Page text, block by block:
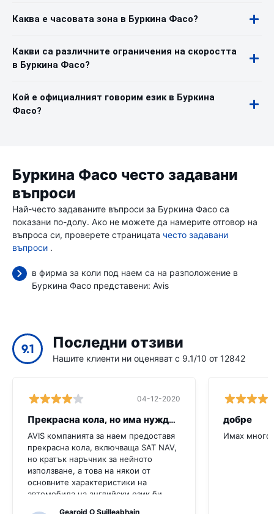
Каква е часовата зона в Буркина Фасо?
Какви са различните ограничения на скоростта
в Буркина Фасо?
Кой е официалният говорим език в Буркина
Фасо?
Буркина Фасо често задавани
въпроси
Най-често задаваните въпроси за Буркина Фасо са
показани по-долу. Ако не можете да намерите отговор на
въпроса си, проверете страницата често задавани
въпроси .
в фирма за коли под наем са на разположение в
Буркина Фасо представени: Avis
9.1 Последни отзиви
Нашите клиенти ни оценяват с 9.1/10 от 12842
04-12-2020
Прекрасна кола, но има нужда от повече
AVIS компанията за наем предоставя
прекрасна кола, включваща SAT NAV,
но кратък наръчник за нейното
използване, а това на някои от
основните характеристики на
автомобила на английски език би
Gearoid O Suilleabhain
добре
Имах много